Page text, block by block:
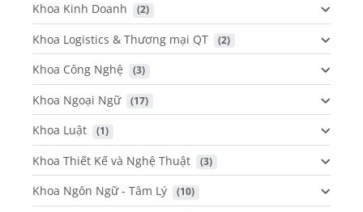
Khoa Kinh Doanh (2)
Khoa Logistics & Thương mại QT (2)
Khoa Công Nghệ (3)
Khoa Ngoại Ngữ (17)
Khoa Luật (1)
Khoa Thiết Kế và Nghệ Thuật (3)
Khoa Ngôn Ngữ - Tâm Lý (10)